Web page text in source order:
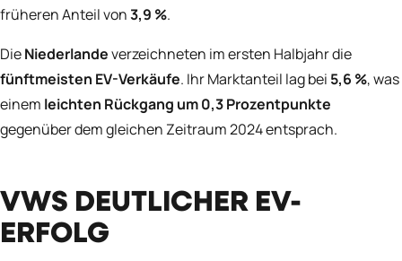
früheren Anteil von3,9 %.
DieNiederlandeverzeichneten im ersten Halbjahr die
fünftmeisten EV-Verkäufe. Ihr Marktanteil lag bei 5,6 %, was
einem leichten Rückgang um 0,3 Prozentpunkte
gegenüber dem gleichen Zeitraum 2024 entsprach.
VWS DEUTLICHER EV-
ERFOLG